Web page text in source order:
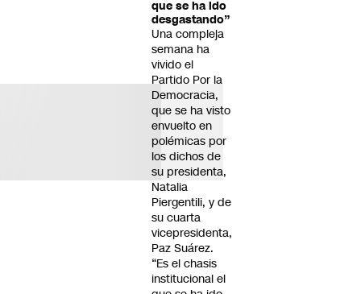
que se ha ido
desgastando”
Una compleja
semana ha
vivido el
Partido Por la
Democracia,
que se ha visto
envuelto en
polémicas por
los dichos de
su presidenta,
Natalia
Piergentili, y de
su cuarta
vicepresidenta,
Paz Suárez.
“Es el chasis
institucional el